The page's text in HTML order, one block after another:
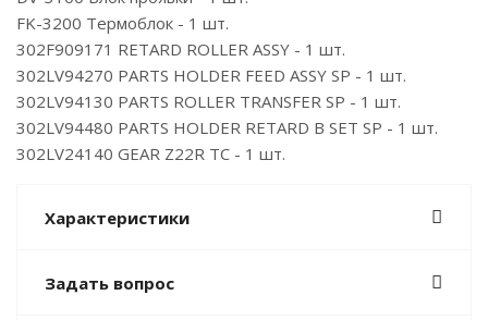
FK-3200 Термоблок - 1 шт.
302F909171 RETARD ROLLER ASSY - 1 шт.
302LV94270 PARTS HOLDER FEED ASSY SP - 1 шт.
302LV94130 PARTS ROLLER TRANSFER SP - 1 шт.
302LV94480 PARTS HOLDER RETARD B SET SP - 1 шт.
302LV24140 GEAR Z22R TC - 1 шт.
Характеристики
Задать вопрос